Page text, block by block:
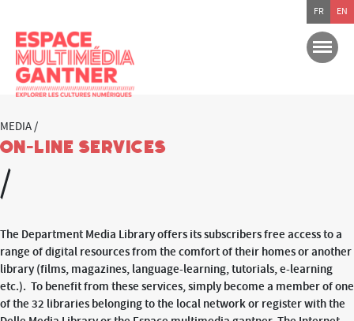
MEDIA /
On-line services
/
The Department Media Library offers its subscribers free access to a
range of digital resources from the comfort of their homes or another
library (films, magazines, language-learning, tutorials, e-learning
etc.). To benefit from these services, simply become a member of one
of the 32 libraries belonging to the local network or register with the
FR EN